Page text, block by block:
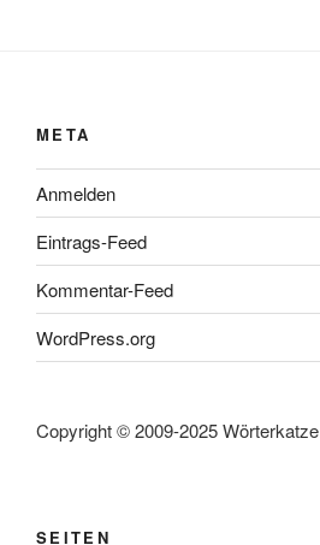
META
Anmelden
Eintrags-Feed
Kommentar-Feed
WordPress.org
Copyright © 2009-2025 Wörterkatze
SEITEN